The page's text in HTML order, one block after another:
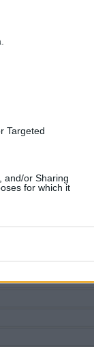
Targeted
and/or Sharing
for which it